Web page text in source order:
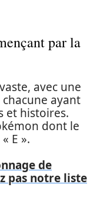
par la
avec une
ayant
et histoires.
dont le
E ».
de
pas notre liste